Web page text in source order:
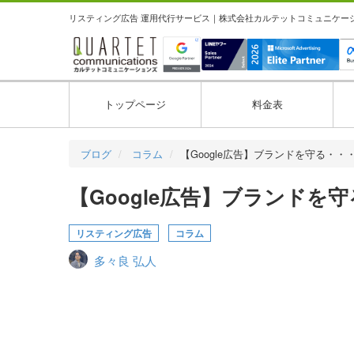
リスティング広告 運用代行サービス｜株式会社カルテットコミュニケ
トップページ 料金表
ブログ コラム 【Google広告】ブランドを守る・・
【Google広告】ブランドを
リスティング広告 コラム
多々良 弘人